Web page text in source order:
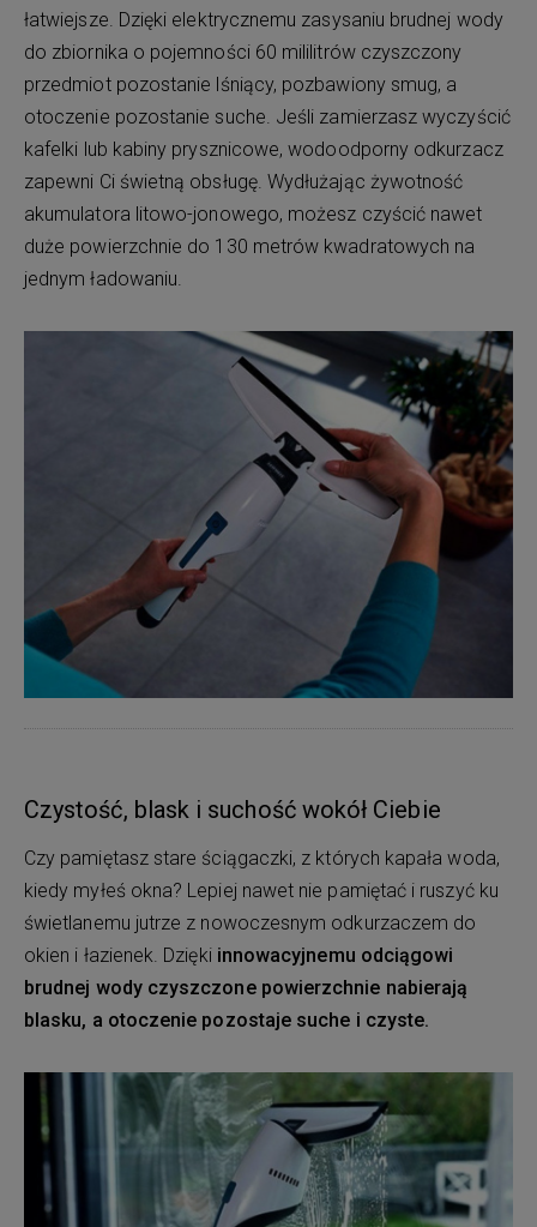
łatwiejsze. Dzięki elektrycznemu zasysaniu brudnej wody
do zbiornika o pojemności 60 mililitrów czyszczony
przedmiot pozostanie lśniący, pozbawiony smug, a
otoczenie pozostanie suche. Jeśli zamierzasz wyczyścić
kafelki lub kabiny prysznicowe, wodoodporny odkurzacz
zapewni Ci świetną obsługę. Wydłużając żywotność
akumulatora litowo-jonowego, możesz czyścić nawet
duże powierzchnie do 130 metrów kwadratowych na
jednym ładowaniu.
Czystość, blask i suchość wokół Ciebie
Czy pamiętasz stare ściągaczki, z których kapała woda,
kiedy myłeś okna? Lepiej nawet nie pamiętać i ruszyć ku
świetlanemu jutrze z nowoczesnym odkurzaczem do
okien i łazienek. Dzięki innowacyjnemu odciągowi
brudnej wody czyszczone powierzchnie nabierają
blasku, a otoczenie pozostaje suche i czyste.